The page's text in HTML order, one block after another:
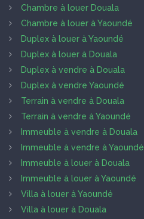
Chambre à louer Douala
Chambre à louer à Yaoundé
Duplex à louer à Yaoundé
Duplex à louer à Douala
Duplex à vendre à Douala
Duplex à vendre Yaoundé
Terrain à vendre à Douala
Terrain à vendre à Yaoundé
Immeuble à vendre à Douala
Immeuble à vendre à Yaoundé
Immeuble à louer à Douala
Immeuble à louer à Yaoundé
Villa à louer à Yaoundé
Villa à louer à Douala